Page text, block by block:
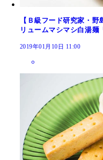
【Ｂ級フード研究家・
リュームマシマシ白湯麺
2019年01月10日 11:00